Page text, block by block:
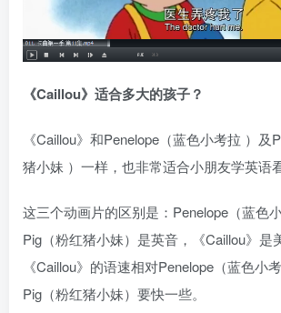
《Caillou》适合多大的孩子？
《Caillou》和Penelope（蓝色小考拉 ）及
猪小妹 ）一样，也非常适合小朋友学英语看
这三个动画片的区别是：Penelope（蓝色
Pig（粉红猪小妹）是英音，《Caillou》是
《Caillou》的语速相对Penelope（蓝色小
Pig（粉红猪小妹）要快一些。